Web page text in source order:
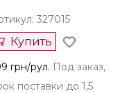
327015
Купить
грн/рул. Под заказ,
поставки до 1,5